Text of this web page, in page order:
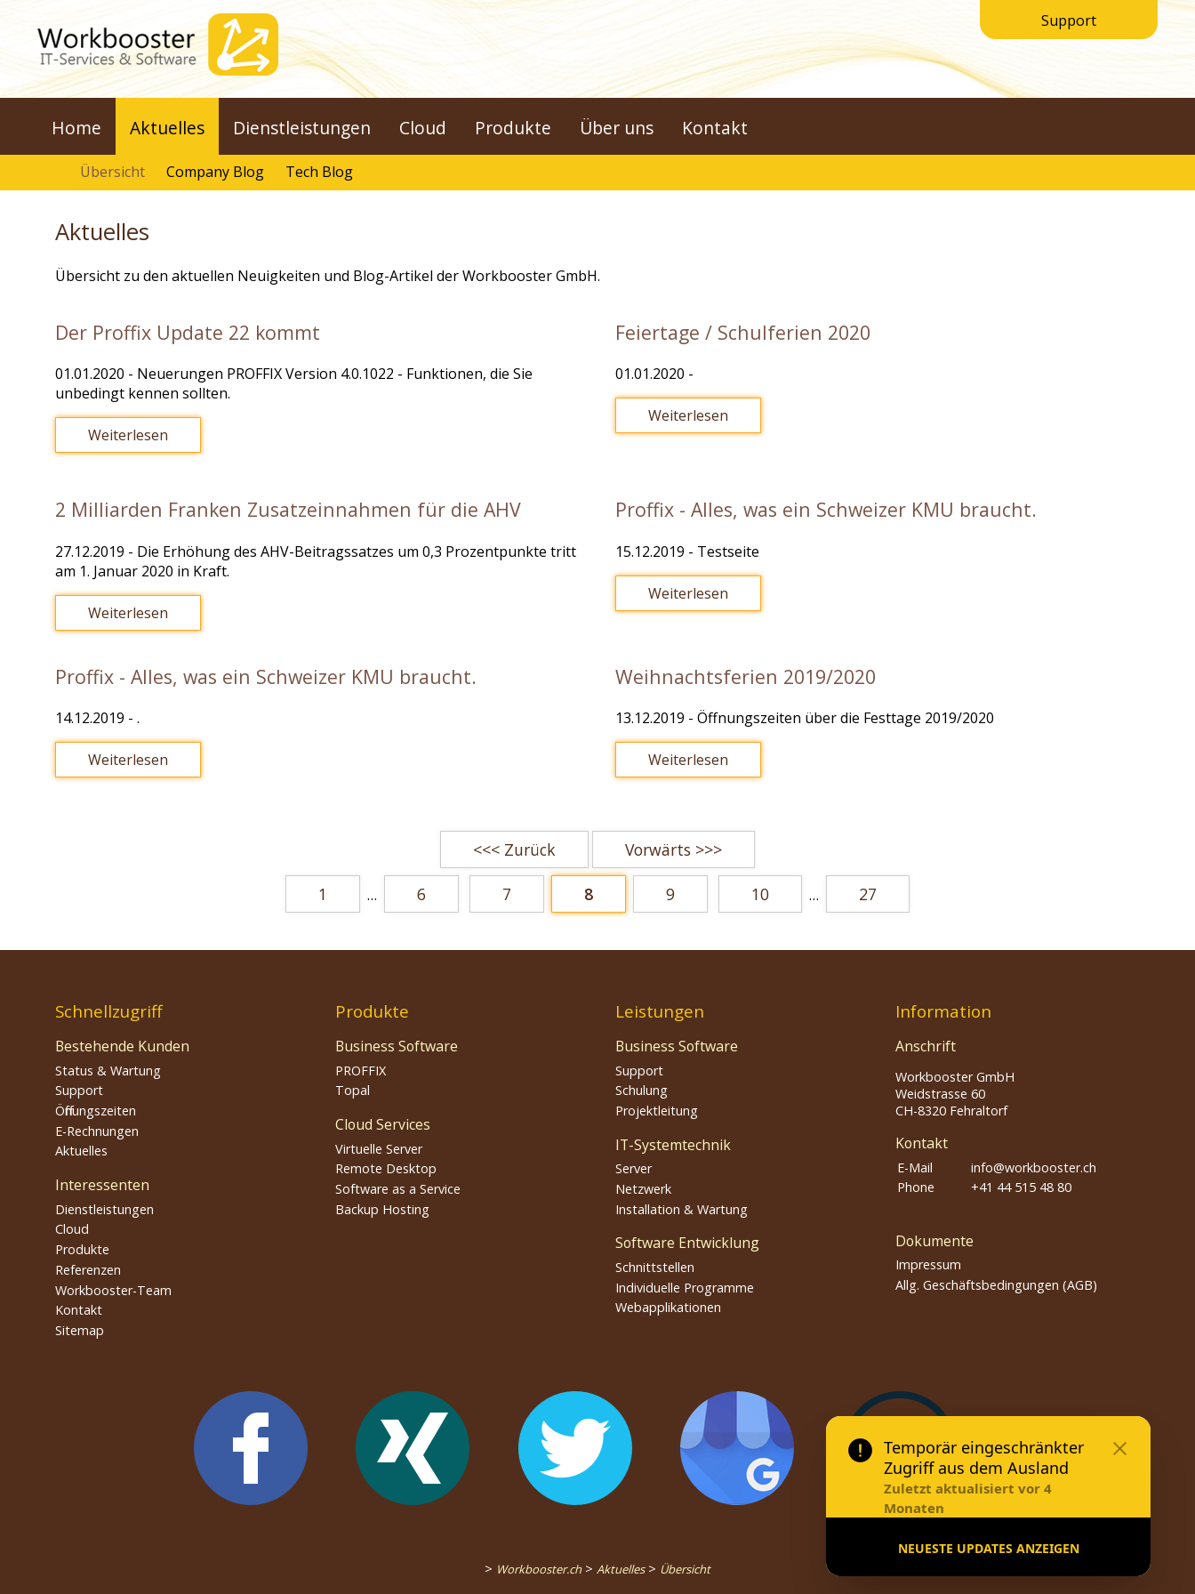
Support
Home Aktuelles Dienstleistungen Cloud Produkte Über uns Kontakt
Übersicht Company Blog Tech Blog
Aktuelles
Übersicht zu den aktuellen Neuigkeiten und Blog-Artikel der Workbooster GmbH.
Der Proffix Update 22 kommt
01.01.2020 - Neuerungen PROFFIX Version 4.0.1022 - Funktionen, die Sie
unbedingt kennen sollten.
Weiterlesen
Feiertage / Schulferien 2020
01.01.2020 -
Weiterlesen
2 Milliarden Franken Zusatzeinnahmen für die AHV
27.12.2019 - Die Erhöhung des AHV-Beitragssatzes um 0,3 Prozentpunkte tritt
am 1. Januar 2020 in Kraft.
Weiterlesen
Proffix - Alles, was ein Schweizer KMU braucht.
15.12.2019 - Testseite
Weiterlesen
Proffix - Alles, was ein Schweizer KMU braucht.
14.12.2019 - .
Weiterlesen
Weihnachtsferien 2019/2020
13.12.2019 - Öffnungszeiten über die Festtage 2019/2020
Weiterlesen
<<< Zurück Vorwärts >>>
1 … 6 7 8 9 10 … 27
Schnellzugriff
Bestehende Kunden
Status & Wartung
Support
Öffnungszeiten
E-Rechnungen
Aktuelles
Interessenten
Dienstleistungen
Cloud
Produkte
Referenzen
Workbooster-Team
Kontakt
Sitemap
Produkte
Business Software
PROFFIX
Topal
Cloud Services
Virtuelle Server
Remote Desktop
Software as a Service
Backup Hosting
Leistungen
Business Software
Support
Schulung
Projektleitung
IT-Systemtechnik
Server
Netzwerk
Installation & Wartung
Software Entwicklung
Schnittstellen
Individuelle Programme
Webapplikationen
Information
Anschrift
Workbooster GmbH
Weidstrasse 60
CH-8320 Fehraltorf
Kontakt
E-Mail
info@workbooster.ch
Phone
+41 44 515 48 80
Dokumente
Impressum
Allg. Geschäftsbedingungen (AGB)
> Workbooster.ch > Aktuelles > Übersicht